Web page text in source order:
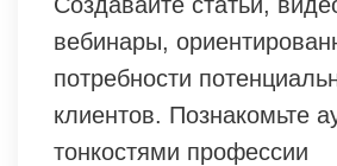
вебинары,
потребности
клиентов. Познакомьте
тонкостями профессии